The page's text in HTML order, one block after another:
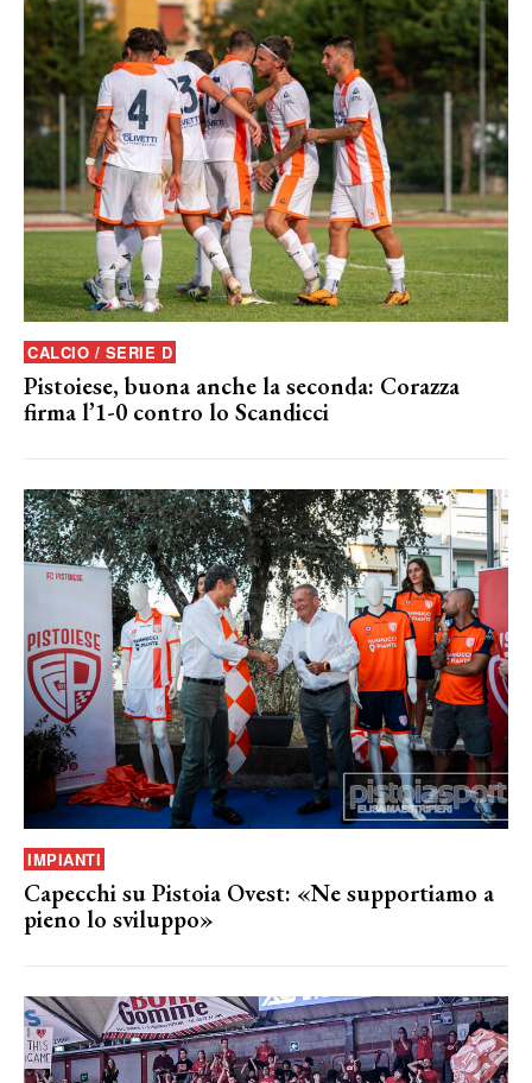
CALCIO / SERIE D
Pistoiese, buona anche la seconda: Corazza
firma l’1-0 contro lo Scandicci
IMPIANTI
Capecchi su Pistoia Ovest: «Ne supportiamo a
pieno lo sviluppo»